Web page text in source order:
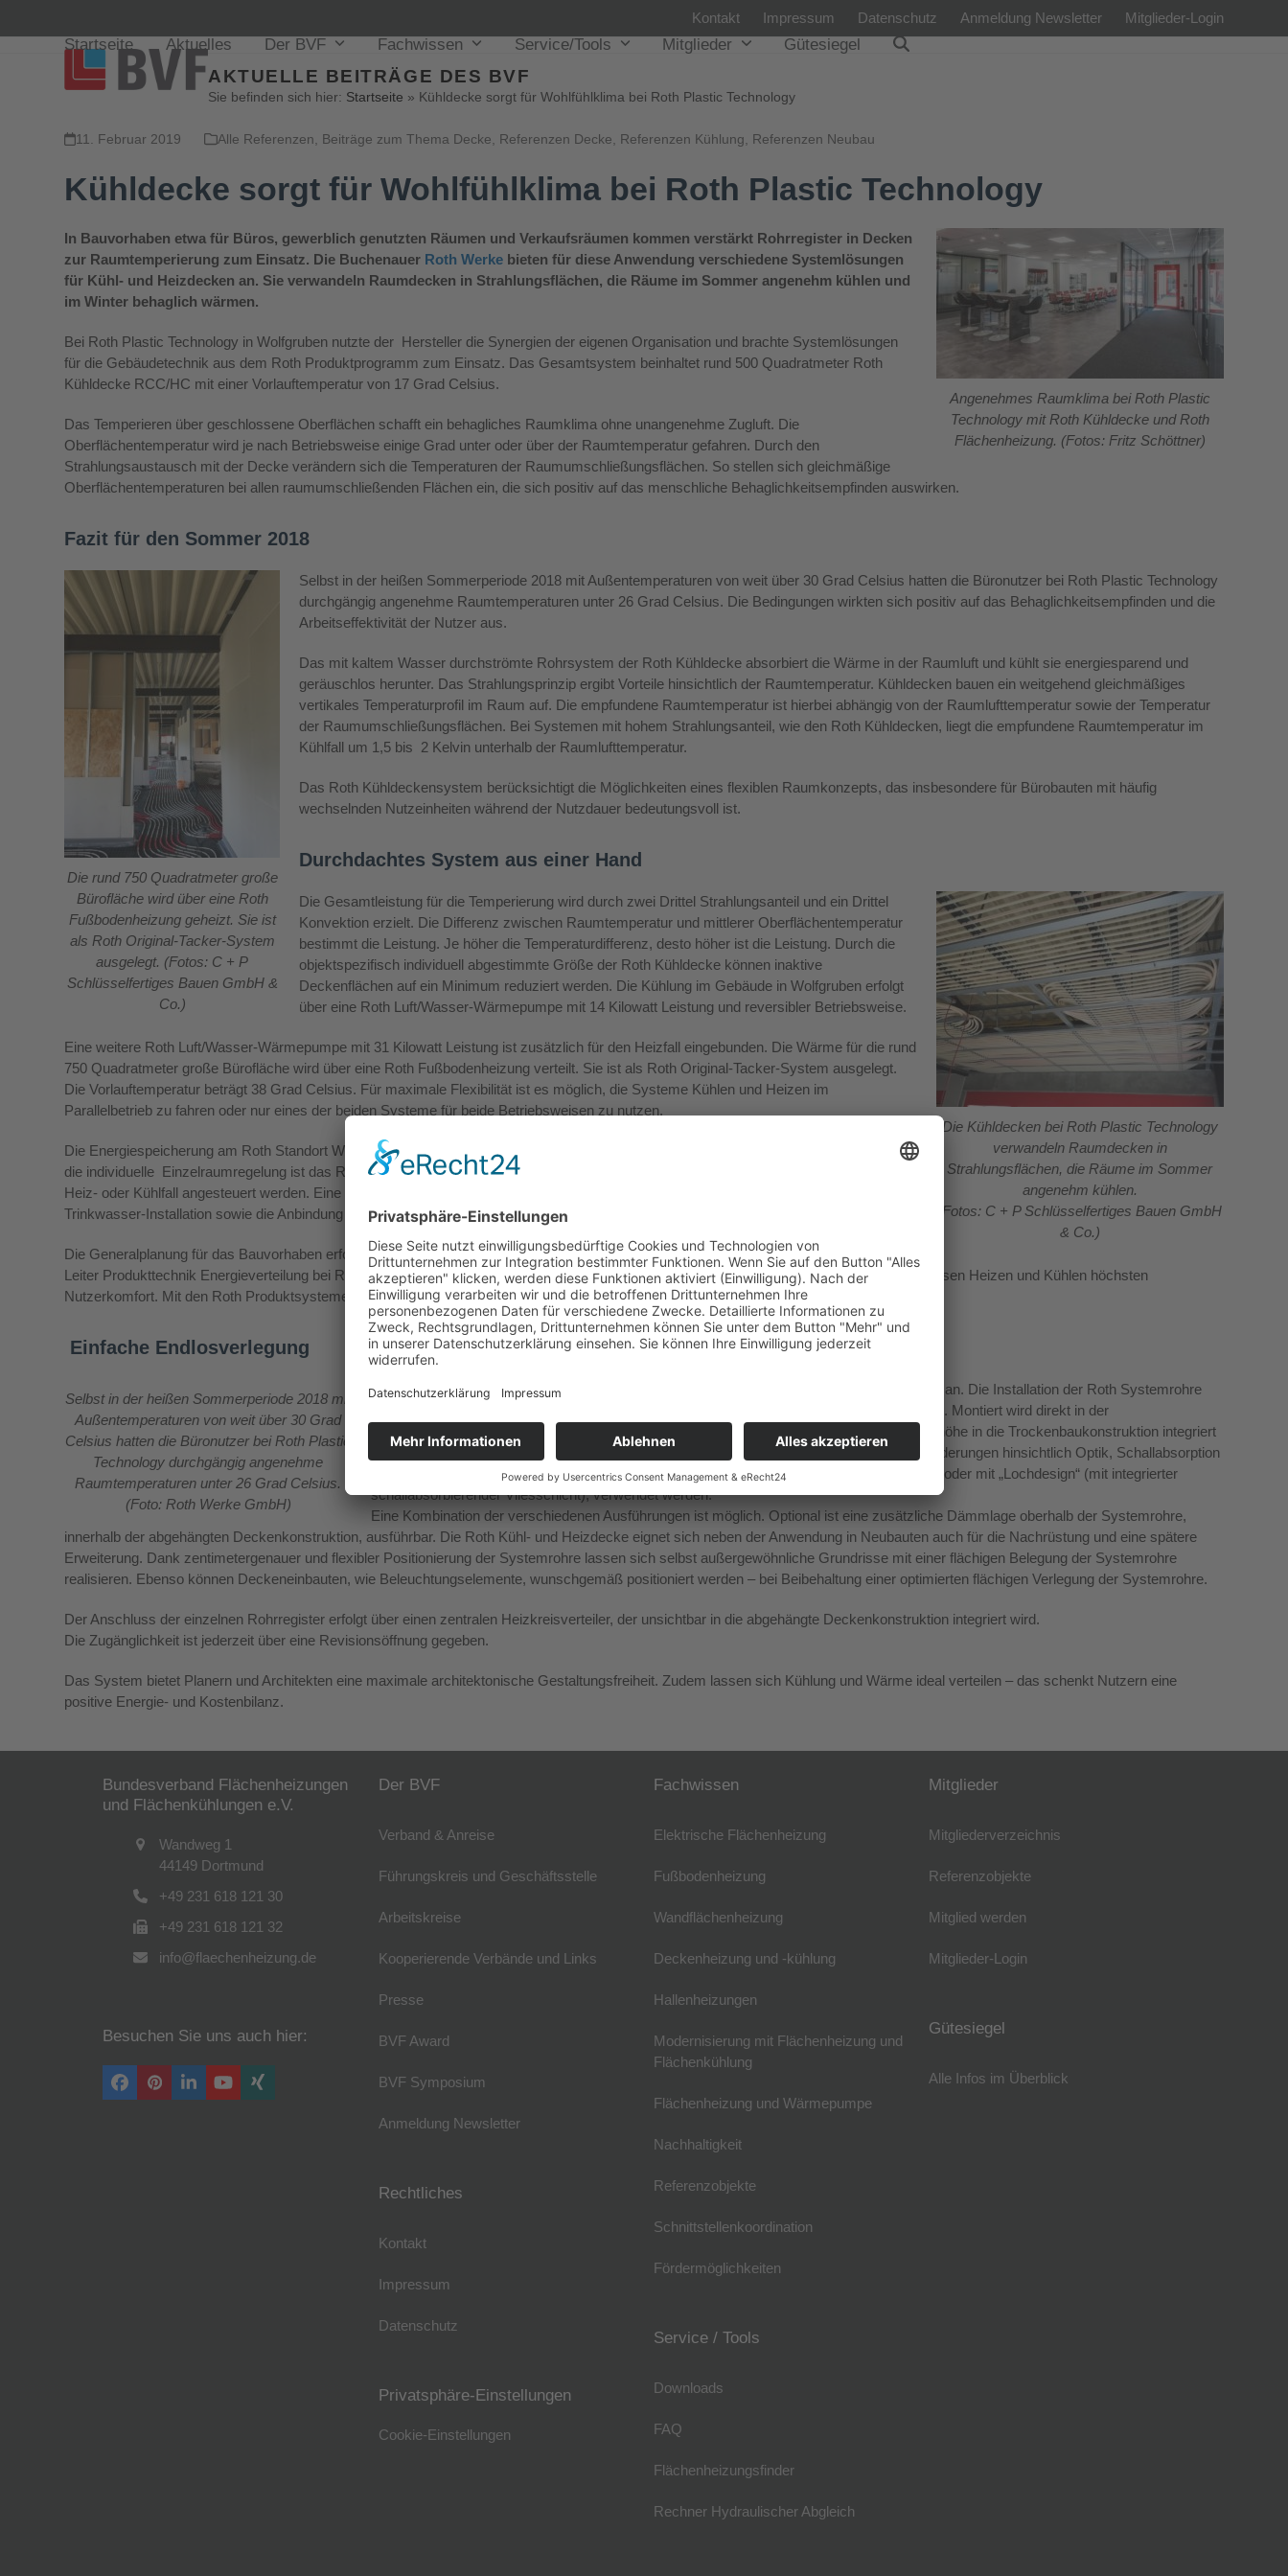
Kontakt Impressum Datenschutz Anmeldung Newsletter Mitglieder-Login
Startseite Aktuelles Der BVF Fachwissen Service/Tools Mitglieder Gütesiegel
AKTUELLE BEITRÄGE DES BVF
Sie befinden sich hier: Startseite » Kühldecke sorgt für Wohlfühlklima bei Roth Plastic Technology
11. Februar 2019 Alle Referenzen Beiträge zum Thema Decke Referenzen Decke Referenzen Kühlung Referenzen Neubau
Kühldecke sorgt für Wohlfühlklima bei Roth Plastic Technology
Angenehmes Raumklima bei Roth Plastic
Technology mit Roth Kühldecke und Roth
Flächenheizung. (Fotos: Fritz Schöttner)
In Bauvorhaben etwa für Büros, gewerblich genutzten Räumen und Verkaufsräumen kommen verstärkt Rohrregister in Decken
zur Raumtemperierung zum Einsatz. Die Buchenauer Roth Werke bieten für diese Anwendung verschiedene Systemlösungen
für Kühl- und Heizdecken an. Sie verwandeln Raumdecken in Strahlungsflächen, die Räume im Sommer angenehm kühlen und
im Winter behaglich wärmen.
Bei Roth Plastic Technology in Wolfgruben nutzte der Hersteller die Synergien der eigenen Organisation und brachte Systemlösungen
für die Gebäudetechnik aus dem Roth Produktprogramm zum Einsatz. Das Gesamtsystem beinhaltet rund 500 Quadratmeter Roth
Kühldecke RCC/HC mit einer Vorlauftemperatur von 17 Grad Celsius.
Das Temperieren über geschlossene Oberflächen schafft ein behagliches Raumklima ohne unangenehme Zugluft. Die
Oberflächentemperatur wird je nach Betriebsweise einige Grad unter oder über der Raumtemperatur gefahren. Durch den
Strahlungsaustausch mit der Decke verändern sich die Temperaturen der Raumumschließungsflächen. So stellen sich gleichmäßige
Oberflächentemperaturen bei allen raumumschließenden Flächen ein, die sich positiv auf das menschliche Behaglichkeitsempfinden auswirken.
Fazit für den Sommer 2018
Die rund 750 Quadratmeter große
Bürofläche wird über eine Roth
Fußbodenheizung geheizt. Sie ist
als Roth Original-Tacker-System
ausgelegt. (Fotos: C + P
Schlüsselfertiges Bauen GmbH &
Co.)
Selbst in der heißen Sommerperiode 2018 mit Außentemperaturen von weit über 30 Grad Celsius hatten die Büronutzer bei Roth Plastic Technology
durchgängig angenehme Raumtemperaturen unter 26 Grad Celsius. Die Bedingungen wirkten sich positiv auf das Behaglichkeitsempfinden und die
Arbeitseffektivität der Nutzer aus.
Das mit kaltem Wasser durchströmte Rohrsystem der Roth Kühldecke absorbiert die Wärme in der Raumluft und kühlt sie energiesparend und
geräuschlos herunter. Das Strahlungsprinzip ergibt Vorteile hinsichtlich der Raumtemperatur. Kühldecken bauen ein weitgehend gleichmäßiges
vertikales Temperaturprofil im Raum auf. Die empfundene Raumtemperatur ist hierbei abhängig von der Raumlufttemperatur sowie der Temperatur
der Raumumschließungsflächen. Bei Systemen mit hohem Strahlungsanteil, wie den Roth Kühldecken, liegt die empfundene Raumtemperatur im
Kühlfall um 1,5 bis 2 Kelvin unterhalb der Raumlufttemperatur.
Das Roth Kühldeckensystem berücksichtigt die Möglichkeiten eines flexiblen Raumkonzepts, das insbesondere für Bürobauten mit häufig
wechselnden Nutzeinheiten während der Nutzdauer bedeutungsvoll ist.
Durchdachtes System aus einer Hand
Die Kühldecken bei Roth Plastic Technology
verwandeln Raumdecken in
Strahlungsflächen, die Räume im Sommer
angenehm kühlen.
(Fotos: C + P Schlüsselfertiges Bauen GmbH
& Co.)
Die Gesamtleistung für die Temperierung wird durch zwei Drittel Strahlungsanteil und ein Drittel
Konvektion erzielt. Die Differenz zwischen Raumtemperatur und mittlerer Oberflächentemperatur
bestimmt die Leistung. Je höher die Temperaturdifferenz, desto höher ist die Leistung. Durch die
objektspezifisch individuell abgestimmte Größe der Roth Kühldecke können inaktive
Deckenflächen auf ein Minimum reduziert werden. Die Kühlung im Gebäude in Wolfgruben erfolgt
über eine Roth Luft/Wasser-Wärmepumpe mit 14 Kilowatt Leistung und reversibler Betriebsweise.
Eine weitere Roth Luft/Wasser-Wärmepumpe mit 31 Kilowatt Leistung ist zusätzlich für den Heizfall eingebunden. Die Wärme für die rund
750 Quadratmeter große Bürofläche wird über eine Roth Fußbodenheizung verteilt. Sie ist als Roth Original-Tacker-System ausgelegt.
Die Vorlauftemperatur beträgt 38 Grad Celsius. Für maximale Flexibilität ist es möglich, die Systeme Kühlen und Heizen im
Parallelbetrieb zu fahren oder nur eines der beiden Systeme für beide Betriebsweisen zu nutzen.
Die Energiespeicherung am Roth Standort Wolfgruben erfolgt über den Wärmespeicher Roth Thermotank Quadroline TQ-T 850 Liter. Für
die individuelle Einzelraumregelung ist das Roth Funk-Regelungssystem EnergyLogic Touchline im Einsatz. Es kann getrennt für den
Heiz- oder Kühlfall angesteuert werden. Eine Taupunktüberwachung für den Kühlbetrieb ist integriert. Weiterhin ist das Rohrnetz für die
Trinkwasser-Installation sowie die Anbindung der Heizkreisverteiler mit den Roth Alu-Laserplus Systemrohren ausgeführt.
Die Generalplanung für das Bauvorhaben erfolgte über C+P Schlüsselfertiges Bauen GmbH & Co. KG aus Angelburg. Michael Georg,
Leiter Produkttechnik Energieverteilung bei Roth, erklärt: „Das Gebäude der Roth Plastic Technology in Wolfgruben bietet mit den Betriebsweisen Heizen und Kühlen höchsten
Nutzerkomfort. Mit den Roth Produktsystemen ist eine ganzheitliche energieeffiziente Projektlösung für die Gebäudetechnik entstanden.“
Einfache Endlosverlegung
Selbst in der heißen Sommerperiode 2018 mit
Außentemperaturen von weit über 30 Grad
Celsius hatten die Büronutzer bei Roth Plastic
Technology durchgängig angenehme
Raumtemperaturen unter 26 Grad Celsius.
(Foto: Roth Werke GmbH)
Roth bietet die Kühl- und Heizdecken in der Montagevariante RCC/HC zur Endlosverlegung an. Die Installation der Roth Systemrohre
erfolgt kupplungsfrei an Befestigungsschienen im Verlegeabstand von 50 bis 100 Millimetern. Montiert wird direkt in der
Trockenbauebene der Deckenkonstruktion. Das Rohrsystem wird ohne zusätzliche Aufbauhöhe in die Trockenbaukonstruktion integriert
und mit Gipskarton-Trockenbauplatten flächig abgedeckt. Je nach objektspezifischen Anforderungen hinsichtlich Optik, Schallabsorption
und Leistung können verschiedene Ausführungen von Gipskartonplatten, etwa geschlossen oder mit „Lochdesign“ (mit integrierter
schallabsorbierender Vliesschicht), verwendet werden.
Eine Kombination der verschiedenen Ausführungen ist möglich. Optional ist eine zusätzliche Dämmlage oberhalb der Systemrohre,
innerhalb der abgehängten Deckenkonstruktion, ausführbar. Die Roth Kühl- und Heizdecke eignet sich neben der Anwendung in Neubauten auch für die Nachrüstung und eine spätere
Erweiterung. Dank zentimetergenauer und flexibler Positionierung der Systemrohre lassen sich selbst außergewöhnliche Grundrisse mit einer flächigen Belegung der Systemrohre
realisieren. Ebenso können Deckeneinbauten, wie Beleuchtungselemente, wunschgemäß positioniert werden – bei Beibehaltung einer optimierten flächigen Verlegung der Systemrohre.
Der Anschluss der einzelnen Rohrregister erfolgt über einen zentralen Heizkreisverteiler, der unsichtbar in die abgehängte Deckenkonstruktion integriert wird.
Die Zugänglichkeit ist jederzeit über eine Revisionsöffnung gegeben.
Das System bietet Planern und Architekten eine maximale architektonische Gestaltungsfreiheit. Zudem lassen sich Kühlung und Wärme ideal verteilen – das schenkt Nutzern eine
positive Energie- und Kostenbilanz.
Bundesverband Flächenheizungen
und Flächenkühlungen e.V.
Wandweg 1
44149 Dortmund
+49 231 618 121 30
+49 231 618 121 32
info@flaechenheizung.de
Besuchen Sie uns auch hier:
Facebook
PinterestLinkedInYouTube
Xing
Der BVF
Verband & Anreise
Führungskreis und Geschäftsstelle
Arbeitskreise
Kooperierende Verbände und Links
Presse
BVF Award
BVF Symposium
Anmeldung Newsletter
Rechtliches
Kontakt
Impressum
Datenschutz
Privatsphäre-Einstellungen
Cookie-Einstellungen
Fachwissen
Elektrische Flächenheizung
Fußbodenheizung
Wandflächenheizung
Deckenheizung und -kühlung
Hallenheizungen
Modernisierung mit Flächenheizung und
Flächenkühlung
Flächenheizung und Wärmepumpe
Nachhaltigkeit
Referenzobjekte
Schnittstellenkoordination
Fördermöglichkeiten
Service / Tools
Downloads
FAQ
Flächenheizungsfinder
Rechner Hydraulischer Abgleich
Mitglieder
Mitgliederverzeichnis
Referenzobjekte
Mitglied werden
Mitglieder-Login
Gütesiegel
Alle Infos im Überblick